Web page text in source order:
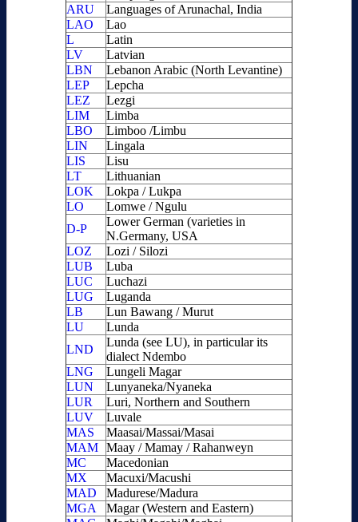
ARU
Languages of Arunachal, India
LAO
Lao
L
Latin
LV
Latvian
LBN
Lebanon Arabic (North Levantine)
LEP
Lepcha
LEZ
Lezgi
LIM
Limba
LBO
Limboo /Limbu
LIN
Lingala
LIS
Lisu
LT
Lithuanian
LOK
Lokpa / Lukpa
LO
Lomwe / Ngulu
D-P
Lower German (varieties in
N.Germany, USA
LOZ
Lozi / Silozi
LUB
Luba
LUC
Luchazi
LUG
Luganda
LB
Lun Bawang / Murut
LU
Lunda
LND
Lunda (see LU), in particular its
dialect Ndembo
LNG
Lungeli Magar
LUN
Lunyaneka/Nyaneka
LUR
Luri, Northern and Southern
LUV
Luvale
MAS
Maasai/Massai/Masai
MAM Maay / Mamay / Rahanweyn
MC
Macedonian
MX
Macuxi/Macushi
MAD
Madurese/Madura
MGA
Magar (Western and Eastern)